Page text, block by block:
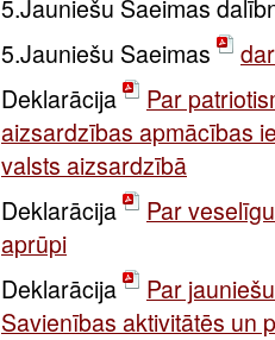
5.Jauniešu Saeimas
5.Jauniešu Saeimas
Deklarācija
Par
aizsardzības apmācības
valsts aizsardzībā
Deklarācija
Par
aprūpi
Deklarācija
Par
Savienības aktivitātēs un